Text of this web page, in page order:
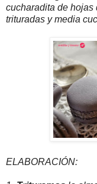
cucharadita de hojas
trituradas y media
ELABORACIÓN: